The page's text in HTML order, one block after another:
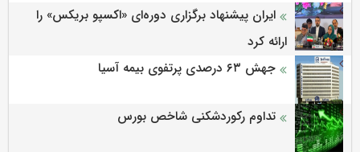
ایران پیشنهاد برگزاری دوره‌ای «اکسپو بریکس» را
ارائه کرد
جهش ۶۳ درصدی پرتفوی بیمه آسیا
تداوم رکوردشکنی شاخص بورس